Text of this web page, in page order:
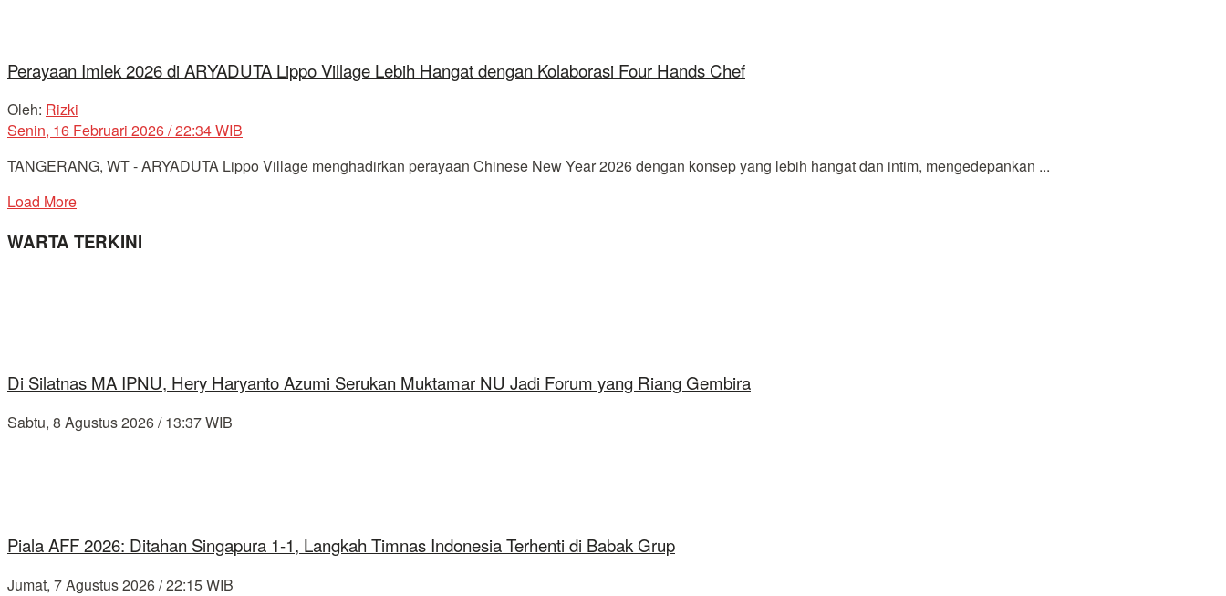
Perayaan Imlek 2026 di ARYADUTA Lippo Village Lebih Hangat dengan Kolaborasi Four Hands Chef
Oleh: Rizki
Senin, 16 Februari 2026 / 22:34 WIB
TANGERANG, WT - ARYADUTA Lippo Village menghadirkan perayaan Chinese New Year 2026 dengan konsep yang lebih hangat dan intim, mengedepankan ...
Load More
WARTA TERKINI
Di Silatnas MA IPNU, Hery Haryanto Azumi Serukan Muktamar NU Jadi Forum yang Riang Gembira
Sabtu, 8 Agustus 2026 / 13:37 WIB
Piala AFF 2026: Ditahan Singapura 1-1, Langkah Timnas Indonesia Terhenti di Babak Grup
Jumat, 7 Agustus 2026 / 22:15 WIB